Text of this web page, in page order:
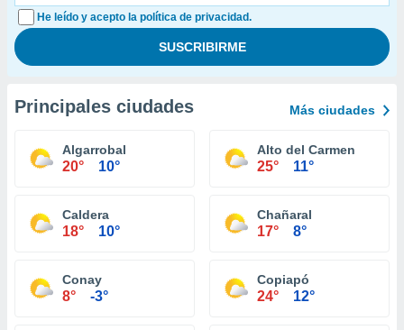
He leído y acepto la política de privacidad.
Principales ciudades Más ciudades
Algarrobal
20° 10°
Alto del Carmen
25° 11°
Caldera
18° 10°
Chañaral
17° 8°
Conay
8° -3°
Copiapó
24° 12°